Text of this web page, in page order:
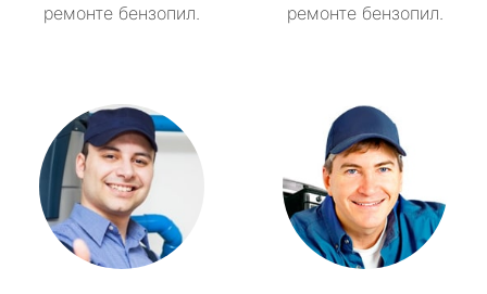
ремонте бензопил.
ремонте бензопил.